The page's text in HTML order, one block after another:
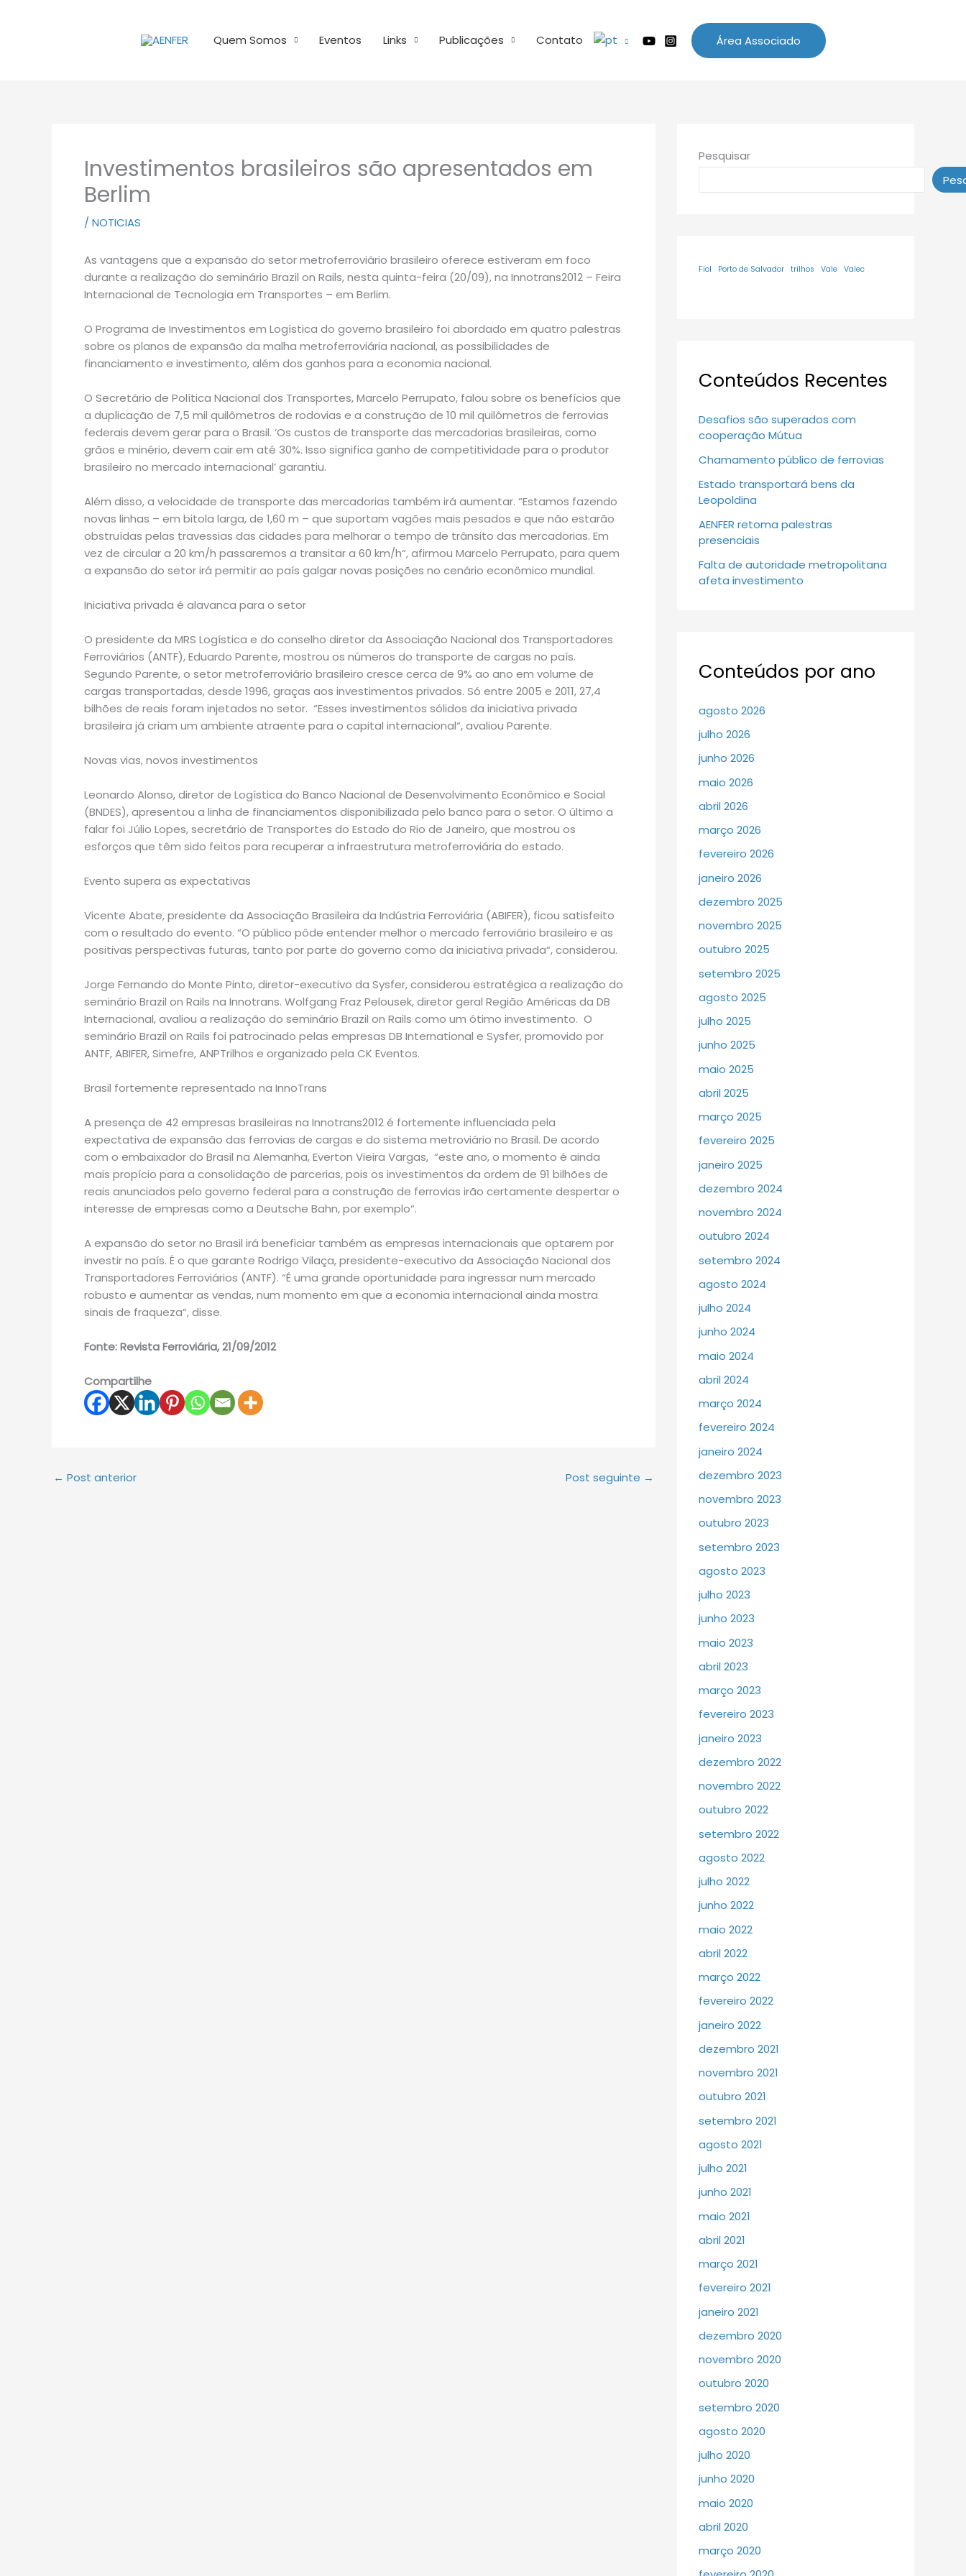
Quem Somos Eventos Links Publicações Contato Área Associado
Investimentos brasileiros são apresentados em
Berlim
/ NOTICIAS
As vantagens que a expansão do setor metroferroviário brasileiro oferece estiveram em foco
durante a realização do seminário Brazil on Rails, nesta quinta-feira (20/09), na Innotrans2012 – Feira
Internacional de Tecnologia em Transportes – em Berlim.
O Programa de Investimentos em Logística do governo brasileiro foi abordado em quatro palestras
sobre os planos de expansão da malha metroferroviária nacional, as possibilidades de
financiamento e investimento, além dos ganhos para a economia nacional.
O Secretário de Política Nacional dos Transportes, Marcelo Perrupato, falou sobre os benefícios que
a duplicação de 7,5 mil quilômetros de rodovias e a construção de 10 mil quilômetros de ferrovias
federais devem gerar para o Brasil. ‘Os custos de transporte das mercadorias brasileiras, como
grãos e minério, devem cair em até 30%. Isso significa ganho de competitividade para o produtor
brasileiro no mercado internacional’ garantiu.
Além disso, a velocidade de transporte das mercadorias também irá aumentar. “Estamos fazendo
novas linhas – em bitola larga, de 1,60 m – que suportam vagões mais pesados e que não estarão
obstruídas pelas travessias das cidades para melhorar o tempo de trânsito das mercadorias. Em
vez de circular a 20 km/h passaremos a transitar a 60 km/h“, afirmou Marcelo Perrupato, para quem
a expansão do setor irá permitir ao país galgar novas posições no cenário econômico mundial.
Iniciativa privada é alavanca para o setor
O presidente da MRS Logística e do conselho diretor da Associação Nacional dos Transportadores
Ferroviários (ANTF), Eduardo Parente, mostrou os números do transporte de cargas no país.
Segundo Parente, o setor metroferroviário brasileiro cresce cerca de 9% ao ano em volume de
cargas transportadas, desde 1996, graças aos investimentos privados. Só entre 2005 e 2011, 27,4
bilhões de reais foram injetados no setor. “Esses investimentos sólidos da iniciativa privada
brasileira já criam um ambiente atraente para o capital internacional“, avaliou Parente.
Novas vias, novos investimentos
Leonardo Alonso, diretor de Logística do Banco Nacional de Desenvolvimento Econômico e Social
(BNDES), apresentou a linha de financiamentos disponibilizada pelo banco para o setor. O último a
falar foi Júlio Lopes, secretário de Transportes do Estado do Rio de Janeiro, que mostrou os
esforços que têm sido feitos para recuperar a infraestrutura metroferroviária do estado.
Evento supera as expectativas
Vicente Abate, presidente da Associação Brasileira da Indústria Ferroviária (ABIFER), ficou satisfeito
com o resultado do evento. “O público pôde entender melhor o mercado ferroviário brasileiro e as
positivas perspectivas futuras, tanto por parte do governo como da iniciativa privada“, considerou.
Jorge Fernando do Monte Pinto, diretor-executivo da Sysfer, considerou estratégica a realização do
seminário Brazil on Rails na Innotrans. Wolfgang Fraz Pelousek, diretor geral Região Américas da DB
Internacional, avaliou a realização do seminário Brazil on Rails como um ótimo investimento. O
seminário Brazil on Rails foi patrocinado pelas empresas DB International e Sysfer, promovido por
ANTF, ABIFER, Simefre, ANPTrilhos e organizado pela CK Eventos.
Brasil fortemente representado na InnoTrans
A presença de 42 empresas brasileiras na Innotrans2012 é fortemente influenciada pela
expectativa de expansão das ferrovias de cargas e do sistema metroviário no Brasil. De acordo
com o embaixador do Brasil na Alemanha, Everton Vieira Vargas, “este ano, o momento é ainda
mais propício para a consolidação de parcerias, pois os investimentos da ordem de 91 bilhões de
reais anunciados pelo governo federal para a construção de ferrovias irão certamente despertar o
interesse de empresas como a Deutsche Bahn, por exemplo“.
A expansão do setor no Brasil irá beneficiar também as empresas internacionais que optarem por
investir no país. É o que garante Rodrigo Vilaça, presidente-executivo da Associação Nacional dos
Transportadores Ferroviários (ANTF). “É uma grande oportunidade para ingressar num mercado
robusto e aumentar as vendas, num momento em que a economia internacional ainda mostra
sinais de fraqueza”, disse.
Fonte: Revista Ferroviária, 21/09/2012
Compartilhe
← Post anterior Post seguinte →
Pesquisar
Fiol Porto de Salvador trilhos Vale Valec
Conteúdos Recentes
Desafios são superados com
cooperação Mútua
Chamamento público de ferrovias
Estado transportará bens da
Leopoldina
AENFER retoma palestras
presenciais
Falta de autoridade metropolitana
afeta investimento
Conteúdos por ano
agosto 2026
julho 2026
junho 2026
maio 2026
abril 2026
março 2026
fevereiro 2026
janeiro 2026
dezembro 2025
novembro 2025
outubro 2025
setembro 2025
agosto 2025
julho 2025
junho 2025
maio 2025
abril 2025
março 2025
fevereiro 2025
janeiro 2025
dezembro 2024
novembro 2024
outubro 2024
setembro 2024
agosto 2024
julho 2024
junho 2024
maio 2024
abril 2024
março 2024
fevereiro 2024
janeiro 2024
dezembro 2023
novembro 2023
outubro 2023
setembro 2023
agosto 2023
julho 2023
junho 2023
maio 2023
abril 2023
março 2023
fevereiro 2023
janeiro 2023
dezembro 2022
novembro 2022
outubro 2022
setembro 2022
agosto 2022
julho 2022
junho 2022
maio 2022
abril 2022
março 2022
fevereiro 2022
janeiro 2022
dezembro 2021
novembro 2021
outubro 2021
setembro 2021
agosto 2021
julho 2021
junho 2021
maio 2021
abril 2021
março 2021
fevereiro 2021
janeiro 2021
dezembro 2020
novembro 2020
outubro 2020
setembro 2020
agosto 2020
julho 2020
junho 2020
maio 2020
abril 2020
março 2020